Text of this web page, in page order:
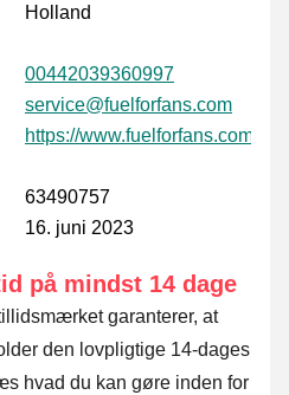
Holland
00442039360997
service@fuelforfans.com
https://www.fuelforfans.com/it/
63490757
16. juni 2023
på mindst 14 dage
garanterer, at
den lovpligtige 14-dages
hvad du kan gøre inden for